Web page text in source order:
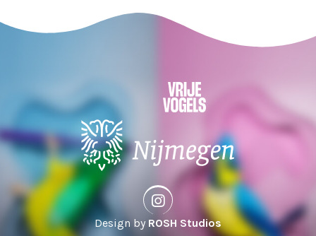
Design by ROSH Studios